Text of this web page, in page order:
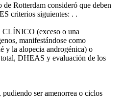
Rotterdam consideró que deben
criterios siguientes: . .
(exceso o una
manifestándose como
y la alopecia androgénica) o
DHEAS y evaluación de los
ser amenorrea o ciclos